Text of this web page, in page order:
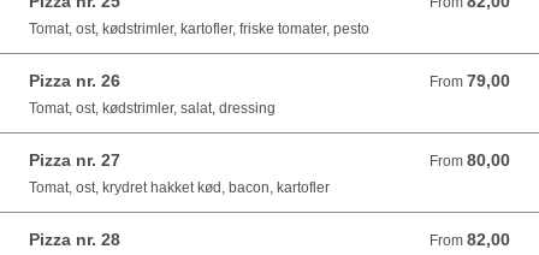
Tomat, ost, kødstrimler, kartofler, friske tomater, pesto
Pizza nr. 26 From 79,00
From 79,00 DKK
Tomat, ost, kødstrimler, salat, dressing
Pizza nr. 27 From 80,00
From 80,00 DKK
Tomat, ost, krydret hakket kød, bacon, kartofler
Pizza nr. 28 From 82,00
From 82,00 DKK